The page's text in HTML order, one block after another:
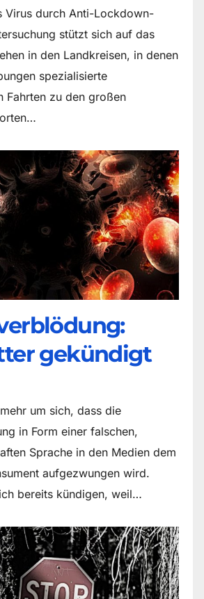
Virus durch Anti-Lockdown-
stützt sich auf das
in den Landkreisen, in denen
spezialisierte
Fahrten zu den großen
gekündigt
um sich, dass die
in Form einer falschen,
Sprache in den Medien dem
aufgezwungen wird.
bereits kündigen, weil…